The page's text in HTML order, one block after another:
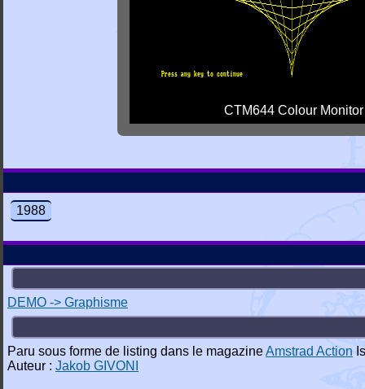
CTM644 Colour Monitor
1988
DEMO -> Graphisme
Paru sous forme de listing dans le magazineAmstrad Action
Auteur : Jakob GIVONI